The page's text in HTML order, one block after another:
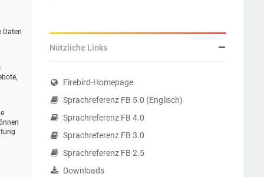
Daten
Nützliche Links
Firebird-Homepage
Sprachreferenz FB 5.0 (Englisch)
Sprachreferenz FB 4.0
Sprachreferenz FB 3.0
Sprachreferenz FB 2.5
Downloads